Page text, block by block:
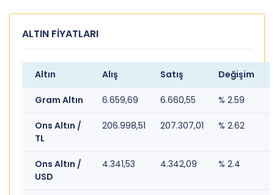
ALTIN FİYATLARI
Altın Alış Satış Değişim
Gram Altın 6.659,69 6.660,55 % 2.59
Ons Altın /
TL
206.998,51 207.307,01 % 2.62
Ons Altın /
USD
4.341,53 4.342,09 % 2.4